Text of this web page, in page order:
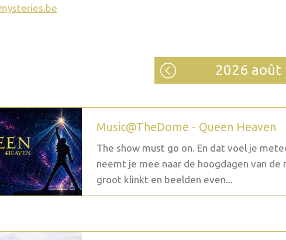
2026 août
Music@TheDome - Queen Heaven
The show must go on. En dat voel je
neemt je mee naar de hoogdagen van de
groot klinkt en beelden even...